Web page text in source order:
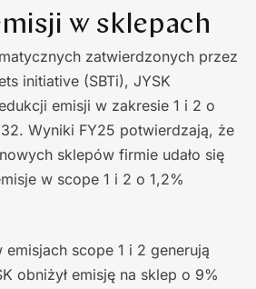
w sklepach
zatwierdzonych przez
initiative (SBTi), JYSK
emisji w zakresie 1 i 2 o
Wyniki FY25 potwierdzają, że
sklepów firmie udało się
w scope 1 i 2 o 1,2%
emisjach scope 1 i 2 generują
obniżył emisję na sklep o 9%